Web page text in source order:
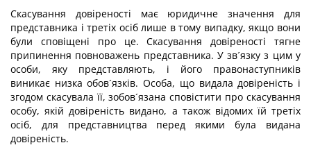
Скасування довіреності має юридичне значення для
представника і третіх осіб лише в тому випадку, якщо вони
були сповіщені про це. Скасування довіреності тягне
припинення повноважень представника. У зв´язку з цим у
особи, яку представляють, і його правонаступників
виникає низка обов´язків. Особа, що видала довіреність і
згодом скасувала її, зобов´язана сповістити про скасування
особу, якій довіреність видано, а також відомих їй третіх
осіб, для представництва перед якими була видана
довіреність.